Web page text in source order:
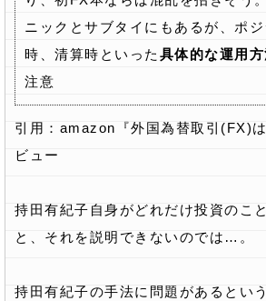
ニックとサブタイにもあるが、ポ
時、清算時といった 具体的な運用
注意
引用：amazon『外国為替取引(FX)
ビュー
持田有紀子自身がどれだけ投資のこ
と、それを説明できないのでは…。
持田有紀子の手法に問題があるとい